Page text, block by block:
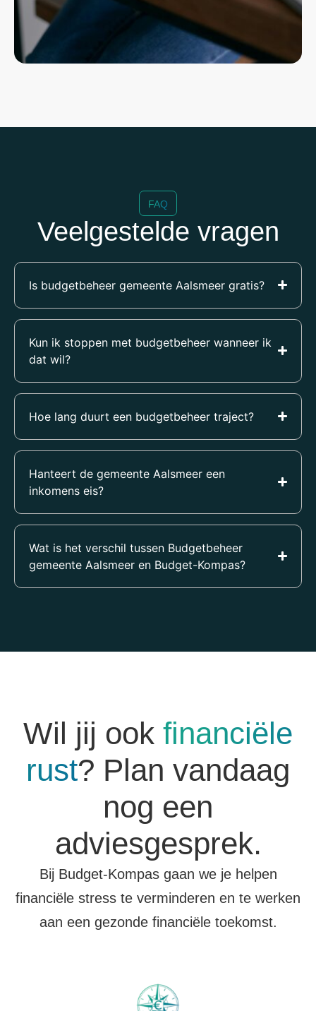
FAQ
Veelgestelde vragen
Is budgetbeheer gemeente Aalsmeer gratis?
Kun ik stoppen met budgetbeheer wanneer ik
dat wil?
Hoe lang duurt een budgetbeheer traject?
Hanteert de gemeente Aalsmeer een
inkomens eis?
Wat is het verschil tussen Budgetbeheer
gemeente Aalsmeer en Budget-Kompas?
Wil jij ook financiële
rust? Plan vandaag
nog een
adviesgesprek.
Bij Budget-Kompas gaan we je helpen
financiële stress te verminderen en te werken
aan een gezonde financiële toekomst.